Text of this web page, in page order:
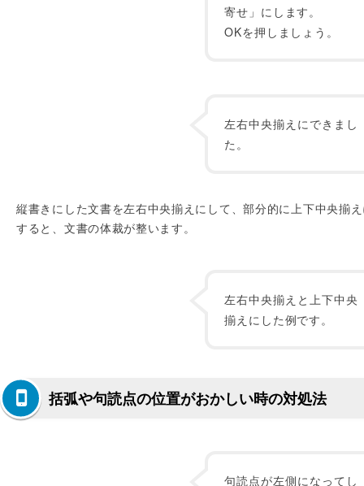
寄せ」にします。
OKを押しましょう。
左右中央揃えにできまし
た。
縦書きにした文書を左右中央揃えにして、部分的に上下中央揃
すると、文書の体裁が整います。
左右中央揃えと上下中央
揃えにした例です。
括弧や句読点の位置がおかしい時の対処法
句読点が左側になってし